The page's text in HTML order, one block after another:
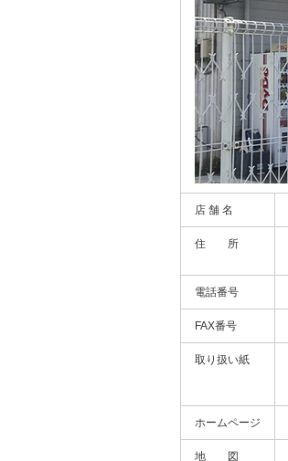
店 舗 名
住 所
電話番号
FAX番号
取り扱い紙
ホームページ
地 図